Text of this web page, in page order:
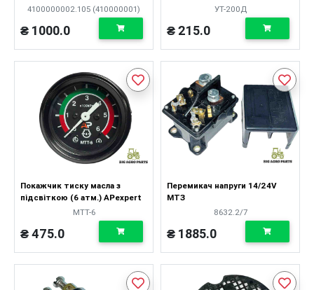
4100000002.105 (410000001)
₴ 1000.0
УТ-200Д
₴ 215.0
Покажчик тиску масла з
підсвіткою (6 атм.) APexpert
МТТ-6
₴ 475.0
Перемикач напруги 14/24V
МТЗ
8632.2/7
₴ 1885.0